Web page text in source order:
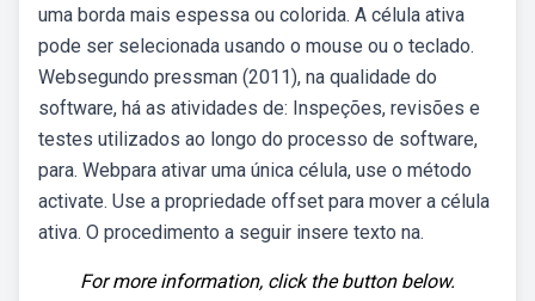
uma borda mais espessa ou colorida. A célula ativa
pode ser selecionada usando o mouse ou o teclado.
Websegundo pressman (2011), na qualidade do
software, há as atividades de: Inspeções, revisões e
testes utilizados ao longo do processo de software,
para. Webpara ativar uma única célula, use o método
activate. Use a propriedade offset para mover a célula
ativa. O procedimento a seguir insere texto na.
For more information, click the button below.